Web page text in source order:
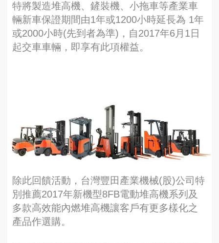
特將製造堆高機、鏟裝機、小拖車等產業車
輛新車保證期間由1年或1200小時延長為 1年
或2000小時(先到者為準)，自2017年6月1日
起交車車輛，即享有此項權益。
除此回饋活動，台灣豐田產業機械(股)公司特
別推薦2017年新機型8FB電動堆高機系列及
多款高效能內燃堆高機讓客戶有更多樣化之
產品作選購。